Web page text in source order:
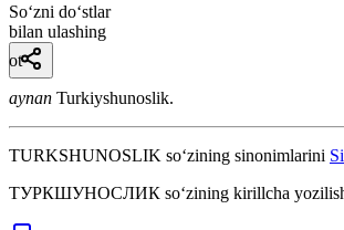
So‘zni do‘stlar
bilan ulashing
ot
aynan Turkiyshunoslik.
TURKSHUNOSLIK so‘zining sinonimlarini
ТУРКШУНОСЛИК so‘zining kirillcha